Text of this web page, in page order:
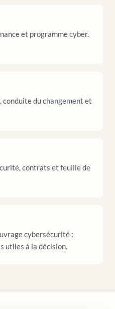
et programme cyber.
du changement et
contrats et feuille de
cybersécurité :
utiles à la décision.